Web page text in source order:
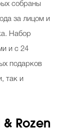
собраны
за лицом и
Набор
и с 24
подарков
так и
Rozen